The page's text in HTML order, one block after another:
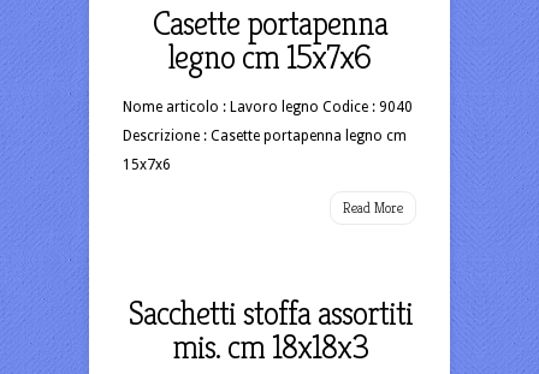
Casette portapenna
legno cm 15x7x6
Nome articolo : Lavoro legno Codice : 9040
Descrizione : Casette portapenna legno cm
15x7x6
Read More
Sacchetti stoffa assortiti
mis. cm 18x18x3